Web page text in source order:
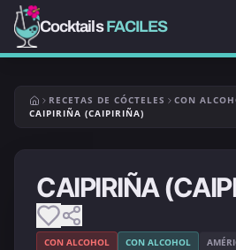
CocktailsFACILES
RECETAS DE CÓCTELES
CON
CAIPIRIÑA (CAIPIRIÑA)
CAIPIRIÑA
CON ALCOHOL CON ALCOHOL